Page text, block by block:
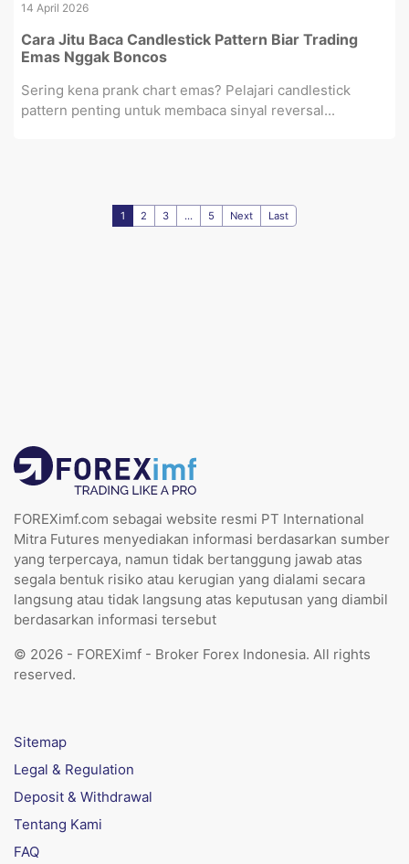
14 April 2026
Cara Jitu Baca Candlestick Pattern Biar Trading
Emas Nggak Boncos
Sering kena prank chart emas? Pelajari candlestick
pattern penting untuk membaca sinyal reversal...
1 2 3 ... 5 Next Last
FOREXimf.com sebagai website resmi PT International
Mitra Futures menyediakan informasi berdasarkan sumber
yang terpercaya, namun tidak bertanggung jawab atas
segala bentuk risiko atau kerugian yang dialami secara
langsung atau tidak langsung atas keputusan yang diambil
berdasarkan informasi tersebut
© 2026 - FOREXimf - Broker Forex Indonesia. All rights
reserved.
Sitemap
Legal & Regulation
Deposit & Withdrawal
Tentang Kami
FAQ